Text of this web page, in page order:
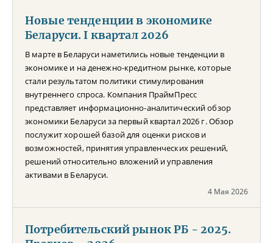
Новые тенденции в экономике
Беларуси. I квартал 2026
В марте в Беларуси наметились новые тенденции в
экономике и на денежно-кредитном рынке, которые
стали результатом политики стимулирования
внутреннего спроса. Компания ПраймПресс
представляет информационно-аналитический обзор
экономики Беларуси за первый квартал 2026 г. Обзор
послужит хорошей базой для оценки рисков и
возможностей, принятия управленческих решений,
решений относительно вложений и управления
активами в Беларуси.
4 Мая 2026
Потребительский рынок РБ - 2025.